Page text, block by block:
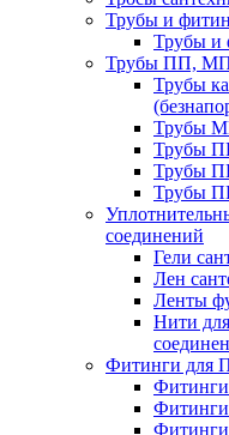
Трубы и
Трубы и
Трубы ПП,
Трубы
Трубы
Трубы
Трубы
Трубы
соединений
Гели
Лен
Ленты
Нити
Фитинги для